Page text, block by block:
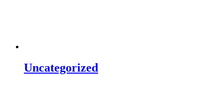
Uncategorized